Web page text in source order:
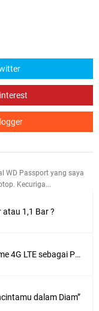
WD Passport yang saya
Kecuriga...
atau 1,1 Bar ?
Cara Menjadikan HP Andromax Prime 4G LTE sebagai Perangkat Wifi Hotspot
dalam Diam”